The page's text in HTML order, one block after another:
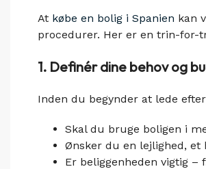
At købe en bolig i Spanien kan
procedurer. Her er en trin-for-
1. Definér dine behov og
Inden du begynder at lede
Skal du bruge boligen i
Ønsker du en lejlighed, et
Er beliggenheden vigtig